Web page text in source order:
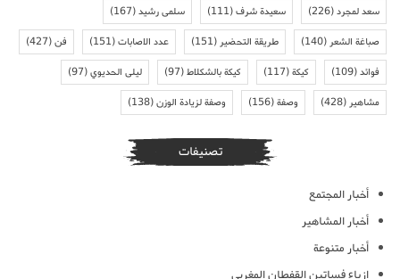
سعد لمجرد(226) سعيدة شرف(111) سلمى رشيد(167)
صباغة الشعر(140) طريقة التحضير(151) عدد الاصابات(151) فن(427)
فوائد(109) كيكة(117) كيكة بالشكلاط(97) ليلى الحديوي(97)
مشاهير(428) وصفة(156) وصفة لزيادة الوزن(138)
تصنيفات
أخبار المجتمع
أخبار المشاهير
أخبار متنوعة